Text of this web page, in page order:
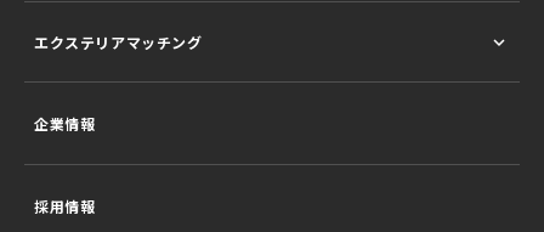
エクステリアマッチング
企業情報
採用情報